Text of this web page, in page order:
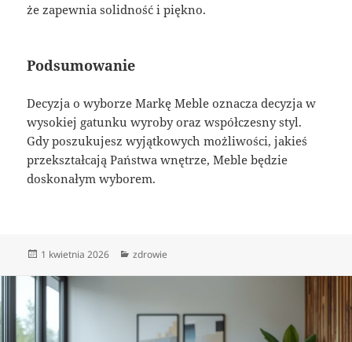
że zapewnia solidność i piękno.
Podsumowanie
Decyzja o wyborze Markę Meble oznacza decyzja w
wysokiej gatunku wyroby oraz współczesny styl.
Gdy poszukujesz wyjątkowych możliwości, jakieś
przekształcają Państwa wnętrze, Meble będzie
doskonałym wyborem.
Data
1 kwietnia 2026 Kategorie
zdrowie